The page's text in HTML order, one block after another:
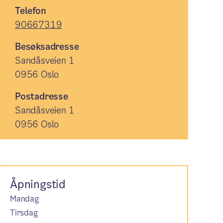
Telefon
90667319
Besøksadresse
Sandåsveien 1
0956 Oslo
Postadresse
Sandåsveien 1
0956 Oslo
Åpningstid
Mandag
Tirsdag